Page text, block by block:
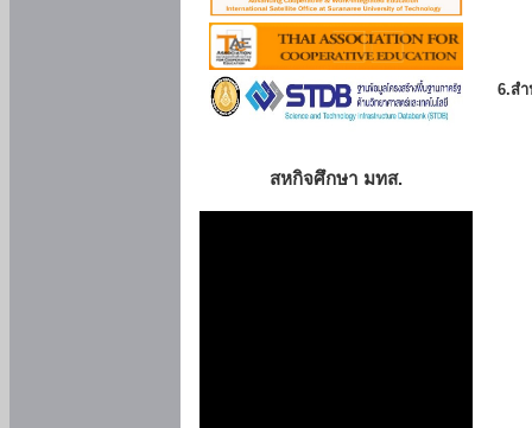
สหกิจศึกษา มทส.
6.ส